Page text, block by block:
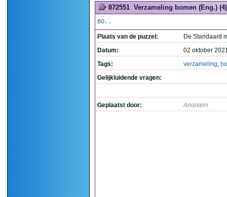
872551 Verzameling bomen (Eng.) (4)
BO..
Plaats van de puzzel:
De Standaard
Datum:
02 oktober
Tags:
verzameling,
Gelijkluidende vragen:
Geplaatst door: Anoniem